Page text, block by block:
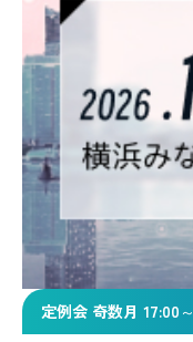
定例会 奇数月 17:00～